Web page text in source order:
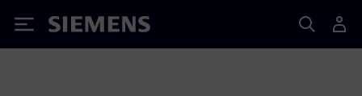
Siemens